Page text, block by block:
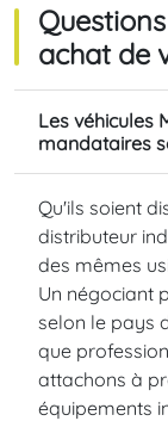
achat de
Les véhicules
mandataires
Qu'ils soient
distributeur
des mêmes
Un négociant
selon le pays
que
attachons à
équipements